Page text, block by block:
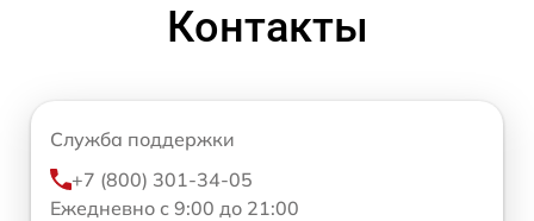
Контакты
Служба поддержки
+7 (800) 301-34-05
Ежедневно с 9:00 до 21:00